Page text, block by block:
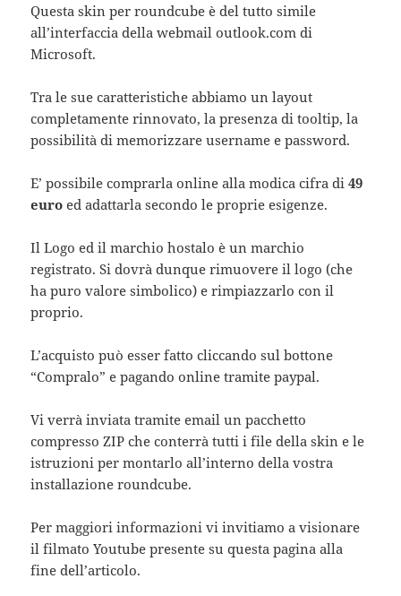
Questa skin per roundcube è del tutto simile
all’interfaccia della webmail outlook.com di
Microsoft.
Tra le sue caratteristiche abbiamo un layout
completamente rinnovato, la presenza di tooltip, la
possibilità di memorizzare username e password.
E’ possibile comprarla online alla modica cifra di49
euro ed adattarla secondo le proprie esigenze.
Il Logo ed il marchio hostalo è un marchio
registrato. Si dovrà dunque rimuovere il logo (che
ha puro valore simbolico) e rimpiazzarlo con il
proprio.
L’acquisto può esser fatto cliccando sul bottone
“Compralo” e pagando online tramite paypal.
Vi verrà inviata tramite email un pacchetto
compresso ZIP che conterrà tutti i file della skin e le
istruzioni per montarlo all’interno della vostra
installazione roundcube.
Per maggiori informazioni vi invitiamo a visionare
il filmato Youtube presente su questa pagina alla
fine dell’articolo.